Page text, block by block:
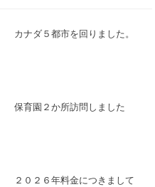
カナダ５都市を回りました。
保育園２か所訪問しました
２０２６年料金につきまして